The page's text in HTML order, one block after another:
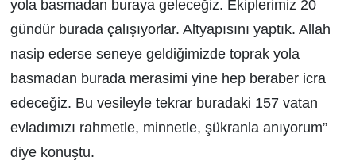
yola basmadan buraya geleceğiz. Ekiplerimiz 20
gündür burada çalışıyorlar. Altyapısını yaptık. Allah
nasip ederse seneye geldiğimizde toprak yola
basmadan burada merasimi yine hep beraber icra
edeceğiz. Bu vesileyle tekrar buradaki 157 vatan
evladımızı rahmetle, minnetle, şükranla anıyorum”
diye konuştu.